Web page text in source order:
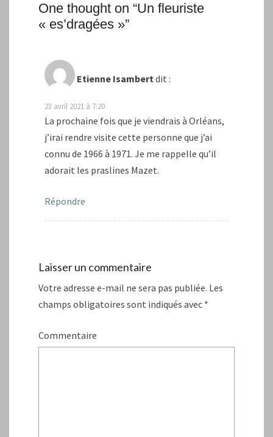
One thought on “Un fleuriste
« es’dragées »”
Etienne Isambertdit :
23 avril 2021 à 7:20
La prochaine fois que je viendrais à Orléans,
j’irai rendre visite cette personne que j’ai
connu de 1966 à 1971. Je me rappelle qu’il
adorait les praslines Mazet.
Répondre
Laisser un commentaire
Votre adresse e-mail ne sera pas publiée. Les
champs obligatoires sont indiqués avec *
Commentaire